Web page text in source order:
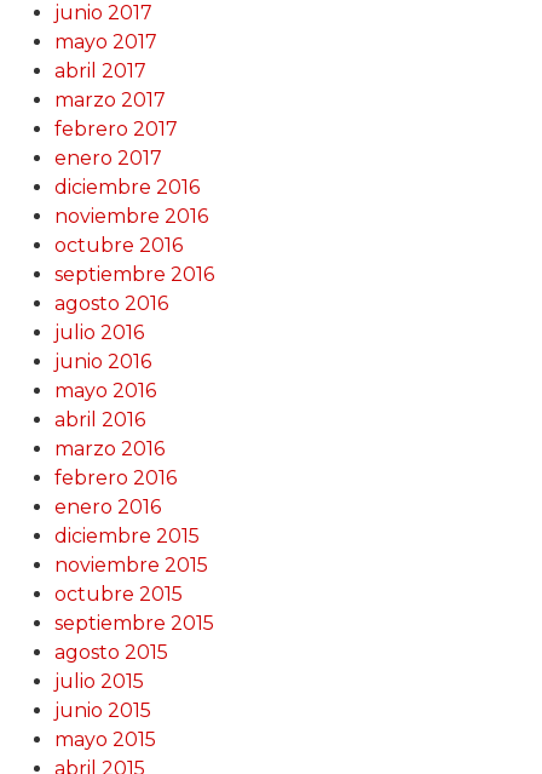
junio 2017
mayo 2017
abril 2017
marzo 2017
febrero 2017
enero 2017
diciembre 2016
noviembre 2016
octubre 2016
septiembre 2016
agosto 2016
julio 2016
junio 2016
mayo 2016
abril 2016
marzo 2016
febrero 2016
enero 2016
diciembre 2015
noviembre 2015
octubre 2015
septiembre 2015
agosto 2015
julio 2015
junio 2015
mayo 2015
abril 2015